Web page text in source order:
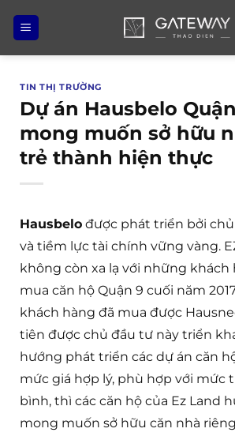
qua
nội
TIN THỊ TRƯỜNG
Dự án Hausbelo
mong muốn sở hữu
trẻ thành hiện thực
Hausbelo được phát triển bởi
và tiềm lực tài chính vững vàng.
không còn xa lạ với những
mua căn hộ Quận 9 cuối năm
khách hàng đã mua được
tiên được chủ đầu tư này triển
hướng phát triển các dự án căn
mức giá hợp lý, phù hợp với mức
bình, thì các căn hộ của Ez Land
mong muốn sở hữu căn nhà